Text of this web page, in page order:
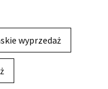
wyprzedaż